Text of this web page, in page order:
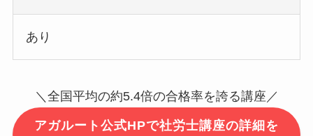
あり
＼全国平均の約5.4倍の合格率を誇る講座／
アガルート公式HPで社労士講座の詳細を